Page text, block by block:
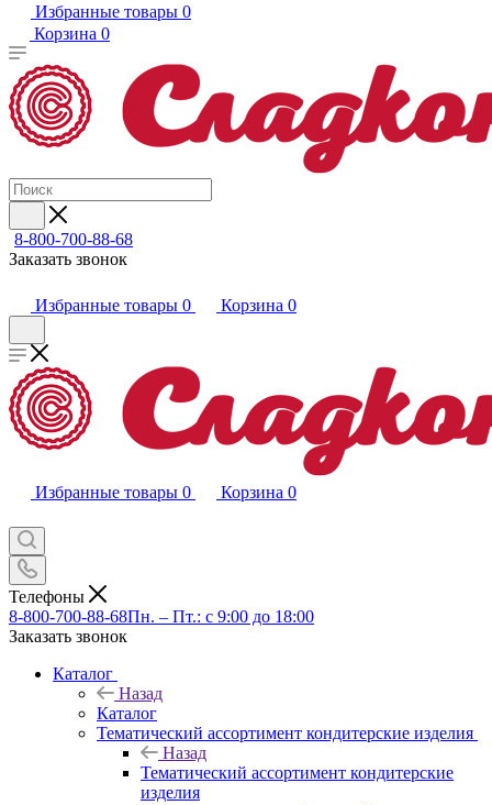
Избранные товары 0
Корзина 0
8-800-700-88-68
Заказать звонок
Избранные товары 0 Корзина 0
Избранные товары 0 Корзина 0
Телефоны
8-800-700-88-68Пн. – Пт.: с 9:00 до 18:00
Заказать звонок
Каталог
Назад
Каталог
Тематический ассортимент кондитерские изделия
Назад
Тематический ассортимент кондитерские
изделия